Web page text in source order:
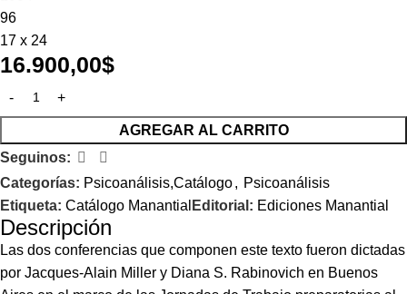
96
17 x 24
16.900,00$
AGREGAR AL CARRITO
Seguinos:
Categorías: Psicoanálisis,Catálogo, Psicoanálisis
Etiqueta: Catálogo Manantial Editorial: Ediciones Manantial
Descripción
Las dos conferencias que componen este texto fueron dictadas
por Jacques-Alain Miller y Diana S. Rabinovich en Buenos